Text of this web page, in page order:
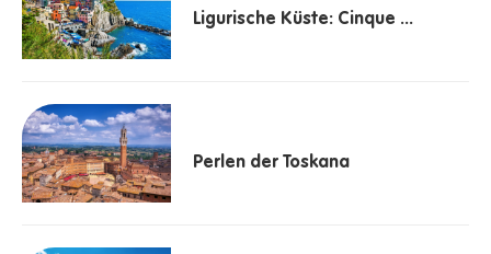
Ligurische Küste: Cinque ...
Perlen der Toskana